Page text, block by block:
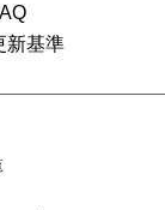
新基準